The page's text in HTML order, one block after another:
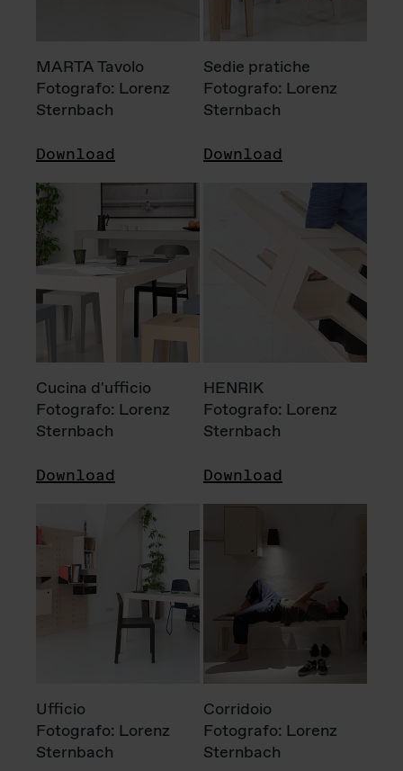
MARTA Tavolo
Fotografo: Lorenz
Sternbach
Download
Sedie pratiche
Fotografo: Lorenz
Sternbach
Download
Cucina d'ufficio
Fotografo: Lorenz
Sternbach
Download
HENRIK
Fotografo: Lorenz
Sternbach
Download
Ufficio
Fotografo: Lorenz
Sternbach
Corridoio
Fotografo: Lorenz
Sternbach